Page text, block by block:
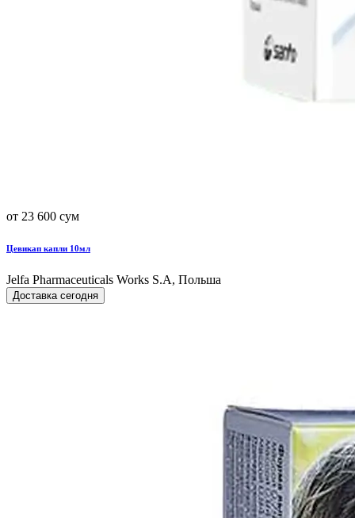
от 23 600 сум
Цевикап капли 10мл
Jelfa Pharmaceuticals Works S.A, Польша
Доставка сегодня